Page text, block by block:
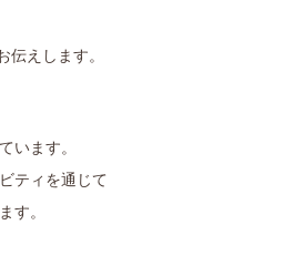
伝えします。
います。
ティを通じて
す。